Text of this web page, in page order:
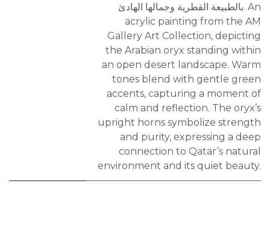
بالطبيعة القطرية وجمالها الهادئ. An
acrylic painting from the AM
Gallery Art Collection, depicting
the Arabian oryx standing within
an open desert landscape. Warm
tones blend with gentle green
accents, capturing a moment of
calm and reflection. The oryx’s
upright horns symbolize strength
and purity, expressing a deep
connection to Qatar’s natural
environment and its quiet beauty.